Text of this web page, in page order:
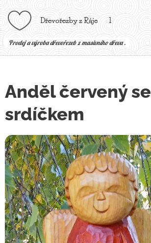
Dřevořezby z Ráje l
Prodej a výroba dřevořezeb z masivního dřeva .
Anděl červený se
srdíčkem